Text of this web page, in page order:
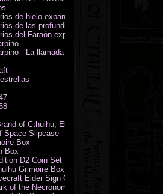
de hielo expansión
de las profundidades expansión
del Faraón expansión
- La llamada de Cthulhu
of Cthulhu, Elder Sign, Astral Elder Sign)
Space Slipcase
Box
Box
D2 Coin Set
Grimoire Box
Elder Sign Grimoire Box
of the Necronomicon Grimoire Box